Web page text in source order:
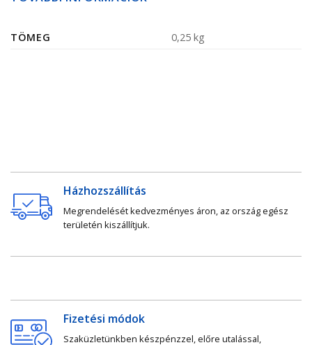
TÖMEG 0,25 kg
Házhozszállítás
Megrendelését kedvezményes áron, az ország egész
területén kiszállítjuk.
Fizetési módok
Szaküzletünkben készpénzzel, előre utalással,